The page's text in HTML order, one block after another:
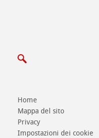
Home
Mappa del sito
Privacy
Impostazioni dei cookie